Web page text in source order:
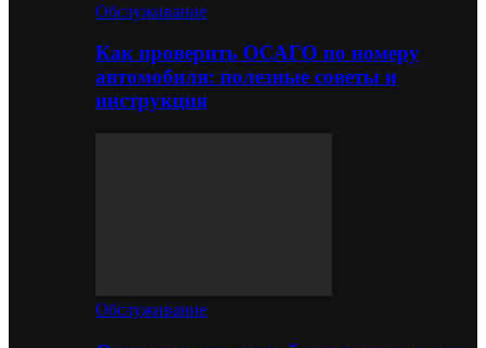
Обслуживание
Как проверить ОСАГО по номеру
автомобиля: полезные советы и
инструкция
Обслуживание